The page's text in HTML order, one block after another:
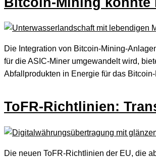
Die Integration von Bitcoin-Mining-
für die ASIC-Miner umgewandelt wird,
Abfallprodukten in Energie für das
ToFR-Richtlinien:
Die neuen ToFR-Richtlinien der EU, die